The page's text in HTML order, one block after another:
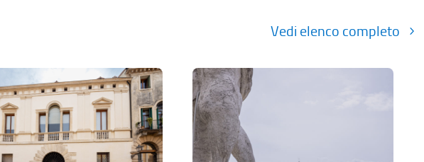
Vedi elenco completo